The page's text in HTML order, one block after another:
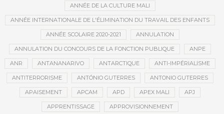
ANNÉE DE LA CULTURE MALI
ANNÉE INTERNATIONALE DE L'ÉLIMINATION DU TRAVAIL DES ENFANTS
ANNÉE SCOLAIRE 2020-2021 ANNULATION
ANNULATION DU CONCOURS DE LA FONCTION PUBLIQUE ANPE
ANR ANTANANARIVO ANTARCTIQUE ANTI-IMPÉRIALISME
ANTITERRORISME ANTÓNIO GUTERRES ANTONIO GUTERRES
APAISEMENT APCAM APD APEX MALI APJ
APPRENTISSAGE APPROVISIONNEMENT